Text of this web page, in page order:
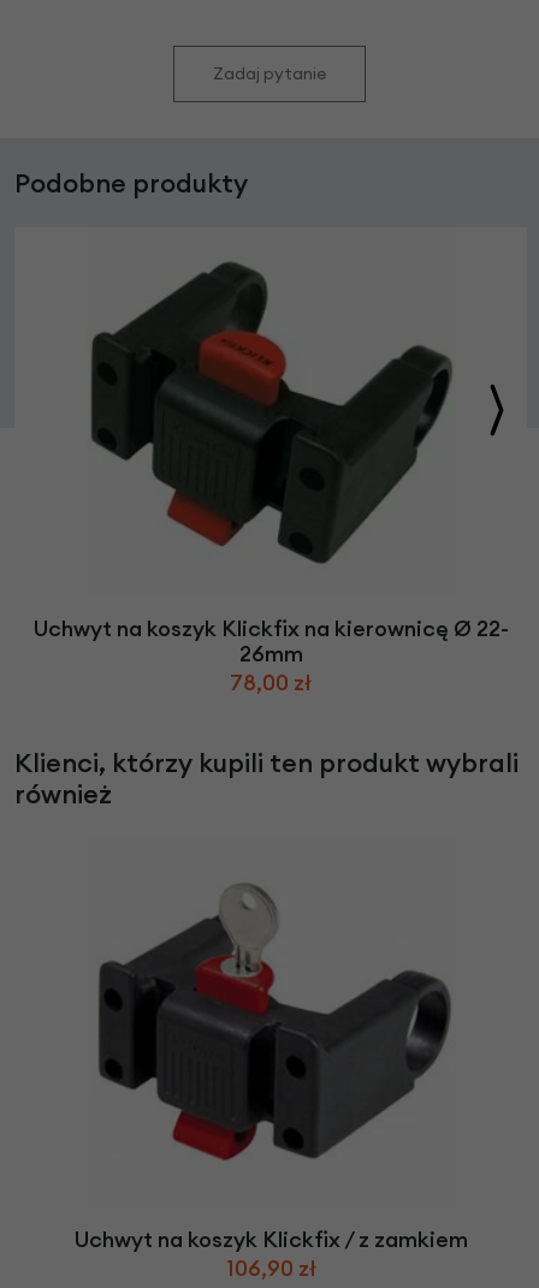
Zadaj pytanie
Podobne produkty
Uchwyt na koszyk Klickfix na kierownicę Ø 22-
26mm
78,00 zł
Klienci, którzy kupili ten produkt wybrali
również
Uchwyt na koszyk Klickfix / z zamkiem
106,90 zł